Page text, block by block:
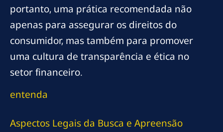
portanto, uma prática recomendada não
apenas para assegurar os direitos do
consumidor, mas também para promover
uma cultura de transparência e ética no
setor financeiro.
entenda
Aspectos Legais da Busca e Apreensão